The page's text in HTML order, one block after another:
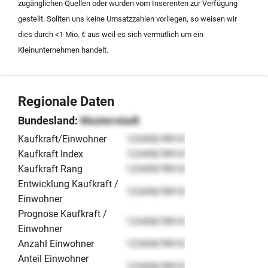
kann wahlweise als Share Deal oder Asset Deal
strukturiert werden. Das Angebot richtet sich an
strategische Erwerber aus dem technischen Handwerk
oder dem Industriebau.
zugänglichen Quellen oder wurden vom Inserenten zur Verfügung
gestellt. Sollten uns keine Umsatzzahlen vorliegen, so weisen wir
dies durch <1 Mio. € aus weil es sich vermutlich um ein
Kleinunternehmen handelt.
Regionale Daten
Bundesland: Musterstadt
Kaufkraft/Einwohner
12345678910
Kaufkraft Index
12345678910
Kaufkraft Rang
12345678910
Entwicklung Kaufkraft /
Einwohner
12345678910
Prognose Kaufkraft /
Einwohner
12345678910
Anzahl Einwohner
12345678910
Anteil Einwohner